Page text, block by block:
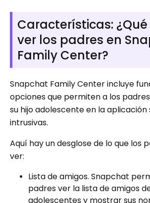
Características:
ver los padres en
Family Center?
Snapchat Family Center incluye
opciones que permiten a los
su hijo adolescente en la aplicación
intrusivas.
Aquí hay un desglose de lo que los
ver:
Lista de amigos. Snapchat
padres ver la lista de amigos
adolescentes y mostrar sus